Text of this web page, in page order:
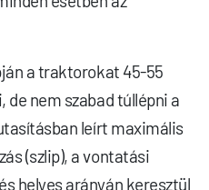
a traktorokat 45-55
nem szabad túllépni a
leírt maximális
(szlip), a vontatási
helyes arányán keresztül